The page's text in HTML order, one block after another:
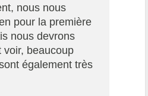
nous nous
pour la première
nous devrons
voir, beaucoup
également très